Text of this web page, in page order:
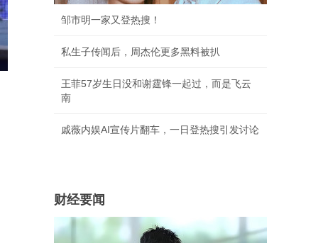
邹市明一家又登热搜！
私生子传闻后，周杰伦更多黑料被扒
王菲57岁生日没和谢霆锋一起过，而是飞云
南
戚薇内娱AI宣传片翻车，一日登热搜引发讨论
财经要闻